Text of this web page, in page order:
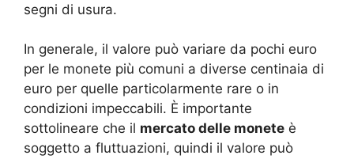
segni di usura.
In generale, il valore può variare da pochi euro
per le monete più comuni a diverse centinaia di
euro per quelle particolarmente rare o in
condizioni impeccabili. È importante
sottolineare che il mercato delle monete è
soggetto a fluttuazioni, quindi il valore può